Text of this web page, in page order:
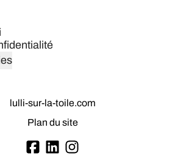
lulli-sur-la-toile.com
Plan du site